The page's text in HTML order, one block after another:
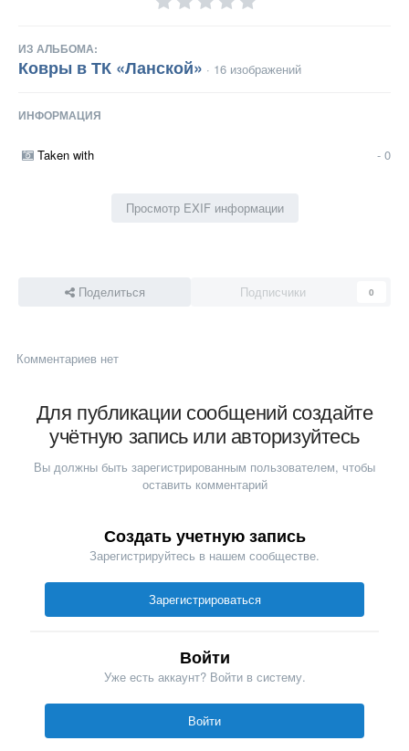
ИЗ АЛЬБОМА:
Ковры в ТК «Ланской» · 16 изображений
ИНФОРМАЦИЯ
Taken with - 0
Просмотр EXIF информации
Поделиться Подписчики 0
Комментариев нет
Для публикации сообщений создайте
учётную запись или авторизуйтесь
Вы должны быть зарегистрированным пользователем, чтобы
оставить комментарий
Создать учетную запись
Зарегистрируйтесь в нашем сообществе.
Зарегистрироваться
Войти
Уже есть аккаунт? Войти в систему.
Войти